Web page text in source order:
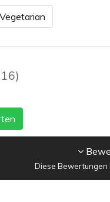
Vegetarian
16)
Diese Bewertungen